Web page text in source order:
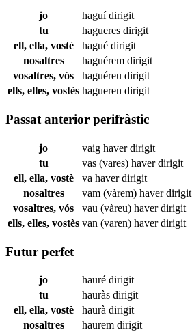
jo haguídirigit
tu
hagueres dirigit
ell, ella, vostè
hagué dirigit
nosaltres
haguérem dirigit
vosaltres, vós
haguéreu dirigit
ells, elles, vostès hagueren dirigit
Passat anterior perifràstic
jo vaig haverdirigit
tu
vas (vares) haverdirigit
ell, ella, vostè
va haverdirigit
nosaltres
vam (vàrem) haverdirigit
vosaltres, vós
vau (vàreu) haverdirigit
ells, elles, vostès van (varen) haverdirigit
Futur perfet
jo hauré dirigit
tu
hauràs dirigit
ell, ella, vostè
haurà dirigit
nosaltres
haurem dirigit